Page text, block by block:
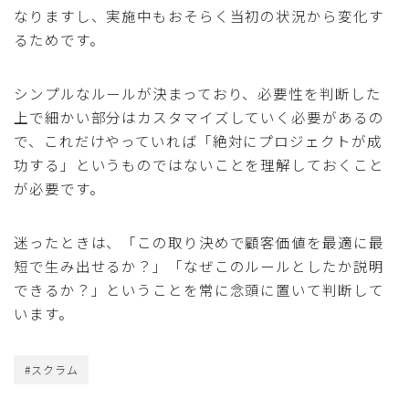
なりますし、実施中もおそらく当初の状況から変化す
るためです。
シンプルなルールが決まっており、必要性を判断した
上で細かい部分はカスタマイズしていく必要があるの
で、これだけやっていれば「絶対にプロジェクトが成
功する」というものではないことを理解しておくこと
が必要です。
迷ったときは、「この取り決めで顧客価値を最適に最
短で生み出せるか？」「なぜこのルールとしたか説明
できるか？」ということを常に念頭に置いて判断して
います。
#スクラム